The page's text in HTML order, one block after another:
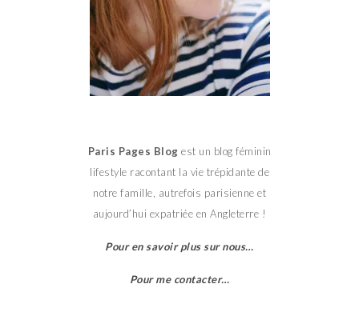
Paris Pages Blog est un blog féminin
lifestyle racontant la vie trépidante de
notre famille, autrefois parisienne et
aujourd’hui expatriée en Angleterre !
Pour en savoir plus sur nous…
Pour me contacter…